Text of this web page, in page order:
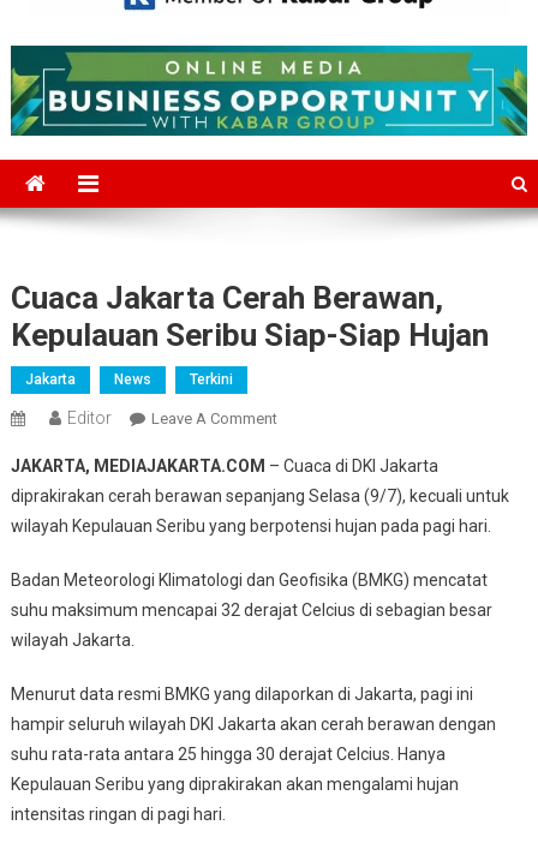
Mediajakarta.com
Cuaca Jakarta Cerah Berawan,
Kepulauan Seribu Siap-Siap Hujan
Jakarta News Terkini
Editor Leave A CommentOn
Jakarta
Cerah
Berawan,
Seribu
Siap-
JAKARTA, MEDIAJAKARTA.COM – Cuaca di DKI Jakarta
diprakirakan cerah berawan sepanjang Selasa (9/7), kecuali untuk
wilayah Kepulauan Seribu yang berpotensi hujan pada pagi hari.
Badan Meteorologi Klimatologi dan Geofisika (BMKG) mencatat
suhu maksimum mencapai 32 derajat Celcius di sebagian besar
wilayah Jakarta.
Menurut data resmi BMKG yang dilaporkan di Jakarta, pagi ini
hampir seluruh wilayah DKI Jakarta akan cerah berawan dengan
suhu rata-rata antara 25 hingga 30 derajat Celcius. Hanya
Kepulauan Seribu yang diprakirakan akan mengalami hujan
intensitas ringan di pagi hari.